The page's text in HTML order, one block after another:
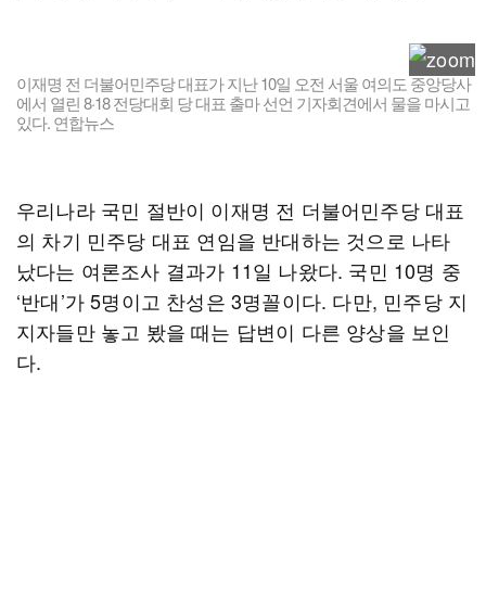
이재명 전 더불어민주당 대표가 지난 10일 오전 서울 여의도 중앙당사
에서 열린 8·18 전당대회 당 대표 출마 선언 기자회견에서 물을 마시고
있다. 연합뉴스
우리나라 국민 절반이 이재명 전 더불어민주당 대표
의 차기 민주당 대표 연임을 반대하는 것으로 나타
났다는 여론조사 결과가 11일 나왔다. 국민 10명 중
‘반대’가 5명이고 찬성은 3명꼴이다. 다만, 민주당 지
지자들만 놓고 봤을 때는 답변이 다른 양상을 보인
다.